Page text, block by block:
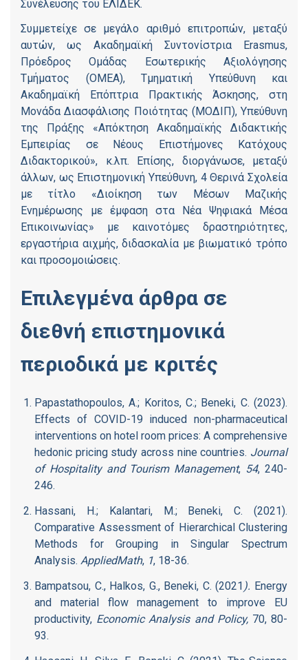
Συνέλευσης του ΕΛΙΔΕΚ.
Συμμετείχε σε μεγάλο αριθμό επιτροπών, μεταξύ
αυτών, ως Ακαδημαϊκή Συντονίστρια Erasmus,
Πρόεδρος Ομάδας Εσωτερικής Αξιολόγησης
Τμήματος (ΟΜΕΑ), Τμηματική Υπεύθυνη και
Ακαδημαϊκή Επόπτρια Πρακτικής Άσκησης, στη
Μονάδα Διασφάλισης Ποιότητας (ΜΟΔΙΠ), Υπεύθυνη
της Πράξης «Απόκτηση Ακαδημαϊκής Διδακτικής
Εμπειρίας σε Νέους Επιστήμονες Κατόχους
Διδακτορικού», κ.λπ. Επίσης, διοργάνωσε, μεταξύ
άλλων, ως Επιστημονική Υπεύθυνη, 4 Θερινά Σχολεία
με τίτλο «Διοίκηση των Μέσων Μαζικής
Ενημέρωσης με έμφαση στα Νέα Ψηφιακά Μέσα
Επικοινωνίας» με καινοτόμες δραστηριότητες,
εργαστήρια αιχμής, διδασκαλία με βιωματικό τρόπο
και προσομοιώσεις.
Επιλεγμένα άρθρα σε
διεθνή επιστημονικά
περιοδικά με κριτές
Papastathopoulos, A.; Koritos, C.; Beneki, C. (2023).
Effects of COVID-19 induced non-pharmaceutical
interventions on hotel room prices: A comprehensive
hedonic pricing study across nine countries. Journal
of Hospitality and Tourism Management, 54, 240-
246.
Hassani, H.; Kalantari, M.; Beneki, C. (2021).
Comparative Assessment of Hierarchical Clustering
Methods for Grouping in Singular Spectrum
Analysis. AppliedMath, 1, 18-36.
Bampatsou, C., Halkos, G., Beneki, C. (2021 ). Energy
and material flow management to improve EU
productivity, Economic Analysis and Policy, 70, 80-
93.